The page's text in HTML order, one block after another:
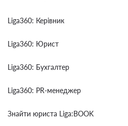
Liga360: Керівник
Liga360: Юрист
Liga360: Бухгалтер
Liga360: PR-менеджер
Знайти юриста Liga:BOOK